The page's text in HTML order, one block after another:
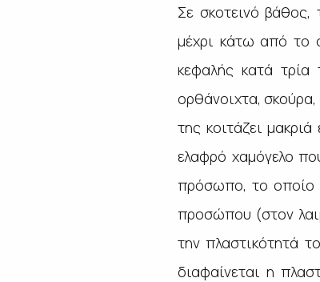
Σε σκοτεινό βάθος,
μέχρι κάτω από το
κεφαλής κατά
ορθάνοιχτα,
της κοιτάζει
ελαφρό χαμόγελο
πρόσωπο, το οποίο
προσώπου (στον
την πλαστικότητά
διαφαίνεται η